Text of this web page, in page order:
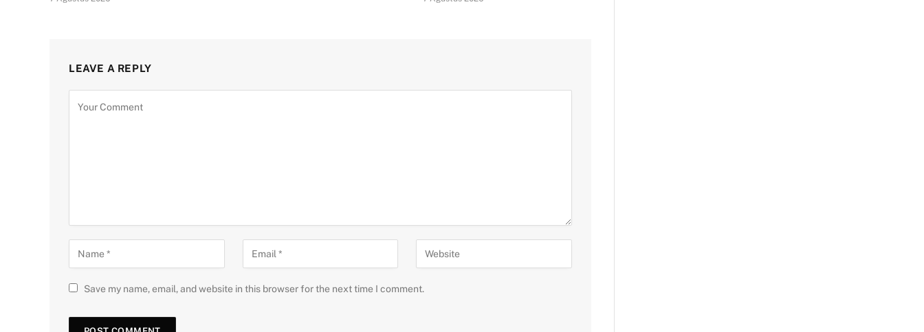
LEAVE A REPLY
Save my name, email, and website in this browser for the next time I comment.